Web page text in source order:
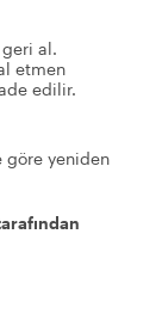
al.
etmen
edilir.
göre yeniden